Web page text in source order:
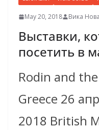
May 20, 2018 Вика Нова
Выставки,
посетить в
Rodin and
Greece 26
2018